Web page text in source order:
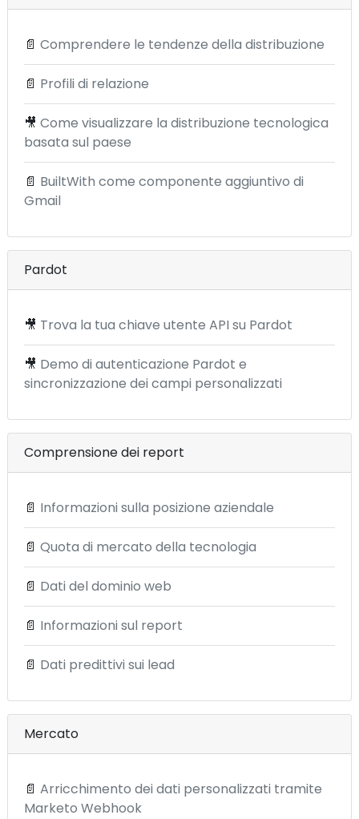
📄 Comprendere le tendenze della distribuzione
📄 Profili di relazione
🎥 Come visualizzare la distribuzione tecnologica
basata sul paese
📄 BuiltWith come componente aggiuntivo di
Gmail
Pardot
🎥 Trova la tua chiave utente API su Pardot
🎥 Demo di autenticazione Pardot e
sincronizzazione dei campi personalizzati
Comprensione dei report
📄 Informazioni sulla posizione aziendale
📄 Quota di mercato della tecnologia
📄 Dati del dominio web
📄 Informazioni sul report
📄 Dati predittivi sui lead
Mercato
📄 Arricchimento dei dati personalizzati tramite
Marketo Webhook